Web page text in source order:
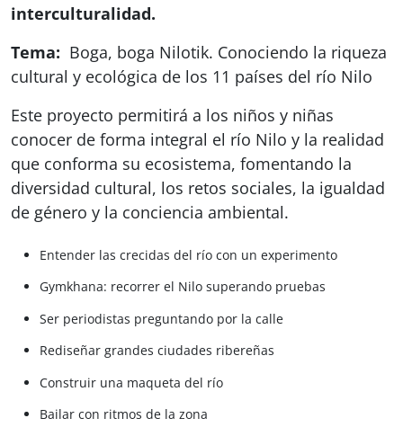
interculturalidad.
Tema: Boga, boga Nilotik. Conociendo la riqueza
cultural y ecológica de los 11 países del río Nilo
Este proyecto permitirá a los niños y niñas
conocer de forma integral el río Nilo y la realidad
que conforma su ecosistema, fomentando la
diversidad cultural, los retos sociales, la igualdad
de género y la conciencia ambiental.
Entender las crecidas del río con un experimento
Gymkhana: recorrer el Nilo superando pruebas
Ser periodistas preguntando por la calle
Rediseñar grandes ciudades ribereñas
Construir una maqueta del río
Bailar con ritmos de la zona